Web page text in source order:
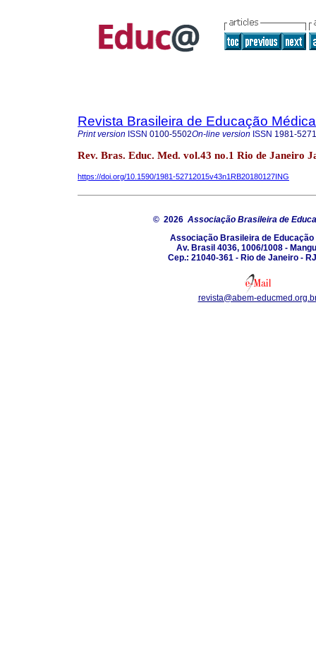
Revista Brasileira de Educação Médica
Print version ISSN 0100-5502On-line version ISSN 1981-5271
Rev. Bras. Educ. Med. vol.43 no.1 Rio de Janeiro
https://doi.org/10.1590/1981-52712015v43n1RB20180127ING
© 2026 Associação Brasileira de
Associação Brasileira de Educação
Av. Brasil 4036, 1006/1008 -
Cep.: 21040-361 - Rio de Janeiro -
revista@abem-